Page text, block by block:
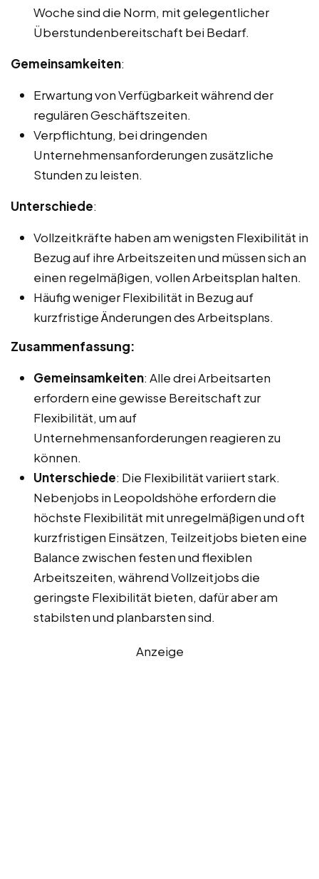
Woche sind die Norm, mit gelegentlicher
Überstundenbereitschaft bei Bedarf.
Gemeinsamkeiten:
Erwartung von Verfügbarkeit während der
regulären Geschäftszeiten.
Verpflichtung, bei dringenden
Unternehmensanforderungen zusätzliche
Stunden zu leisten.
Unterschiede:
Vollzeitkräfte haben am wenigsten Flexibilität in
Bezug auf ihre Arbeitszeiten und müssen sich an
einen regelmäßigen, vollen Arbeitsplan halten.
Häufig weniger Flexibilität in Bezug auf
kurzfristige Änderungen des Arbeitsplans.
Zusammenfassung:
Gemeinsamkeiten: Alle drei Arbeitsarten
erfordern eine gewisse Bereitschaft zur
Flexibilität, um auf
Unternehmensanforderungen reagieren zu
können.
Unterschiede: Die Flexibilität variiert stark.
Nebenjobs in Leopoldshöhe erfordern die
höchste Flexibilität mit unregelmäßigen und oft
kurzfristigen Einsätzen, Teilzeitjobs bieten eine
Balance zwischen festen und flexiblen
Arbeitszeiten, während Vollzeitjobs die
geringste Flexibilität bieten, dafür aber am
stabilsten und planbarsten sind.
Anzeige